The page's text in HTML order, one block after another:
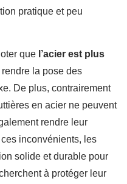
pratique et peu
que l’acier est plus
la pose des
De plus, contrairement
en acier ne peuvent
rendre leur
inconvénients, les
solide et durable pour
à protéger leur